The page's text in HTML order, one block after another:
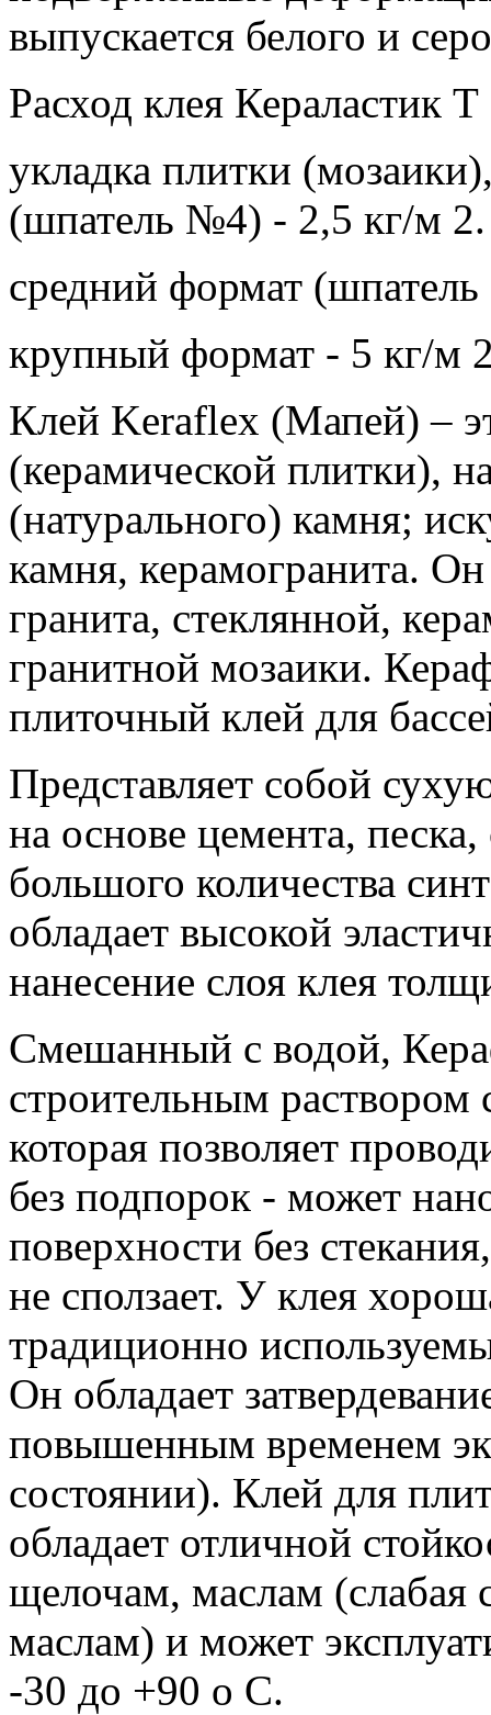
выпускается белого и
Расход клея Кераластик Т
укладка плитки
(шпатель №4) - 2,5 кг/м 2.
средний формат
крупный формат - 5 кг/м
Клей Keraflex (Мапей) –
(керамической плитки),
(натурального) камня;
камня, керамогранита.
гранита, стеклянной,
гранитной мозаики.
плиточный клей для
Представляет собой
на основе цемента,
большого количества
обладает высокой
нанесение слоя клея
Смешанный с водой,
строительным раствором
которая позволяет
без подпорок - может
поверхности без
не сползает. У клея
традиционно
Он обладает
повышенным временем
состоянии). Клей для
обладает отличной
щелочам, маслам (слабая
маслам) и может
-30 до +90 о С.